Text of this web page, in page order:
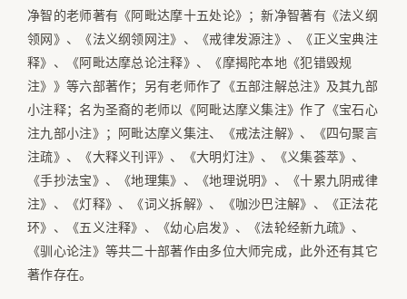
净智的老师著有《阿毗达摩十五处论》；新净智著有《法义纲
领网》、《法义纲领网注》、《戒律发源注》、《正义宝典注
释》、《阿毗达摩总论注释》、《摩揭陀本地《犯错毁规
注》》等六部著作；另有老师作了《五部注解总注》及其九部
小注释；名为圣裔的老师以《阿毗达摩义集注》作了《宝石心
注九部小注》；阿毗达摩义集注、《戒法注解》、《四句聚言
注疏》、《大释义刊评》、《大明灯注》、《义集荟萃》、
《手抄法宝》、《地理集》、《地理说明》、《十累九阴戒律
注》、《灯释》、《词义拆解》、《咖沙巴注解》、《正法花
环》、《五义注释》、《幼心启发》、《法轮经新九疏》、
《驯心论注》等共二十部著作由多位大师完成，此外还有其它
著作存在。